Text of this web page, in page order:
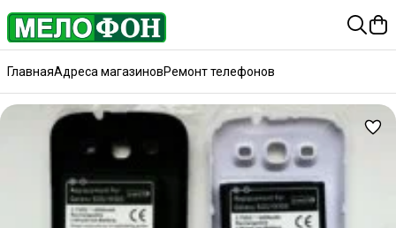
ГлавнаяАдреса магазиновРемонт телефонов